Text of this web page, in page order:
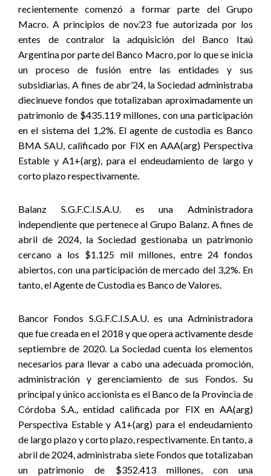
recientemente comenzó a formar parte del Grupo
Macro. A principios de nov.’23 fue autorizada por los
entes de contralor la adquisición del Banco Itaú
Argentina por parte del Banco Macro, por lo que se inicia
un proceso de fusión entre las entidades y sus
subsidiarias. A fines de abr’24, la Sociedad administraba
diecinueve fondos que totalizaban aproximadamente un
patrimonio de $435.119 millones, con una participación
en el sistema del 1,2%. El agente de custodia es Banco
BMA SAU, calificado por FIX en AAA(arg) Perspectiva
Estable y A1+(arg), para el endeudamiento de largo y
corto plazo respectivamente.
Balanz S.G.F.C.I.S.A.U. es una Administradora
independiente que pertenece al Grupo Balanz. A fines de
abril de 2024, la Sociedad gestionaba un patrimonio
cercano a los $1.125 mil millones, entre 24 fondos
abiertos, con una participación de mercado del 3,2%. En
tanto, el Agente de Custodia es Banco de Valores.
Bancor Fondos S.G.F.C.I.S.A.U. es una Administradora
que fue creada en el 2018 y que opera activamente desde
septiembre de 2020. La Sociedad cuenta los elementos
necesarios para llevar a cabo una adecuada promoción,
administración y gerenciamiento de sus Fondos. Su
principal y único accionista es el Banco de la Provincia de
Córdoba S.A., entidad calificada por FIX en AA(arg)
Perspectiva Estable y A1+(arg) para el endeudamiento
de largo plazo y corto plazo, respectivamente. En tanto, a
abril de 2024, administraba siete Fondos que totalizaban
un patrimonio de $352.413 millones, con una